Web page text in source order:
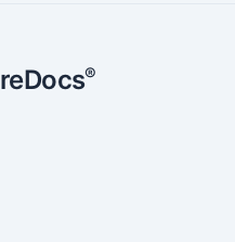
®